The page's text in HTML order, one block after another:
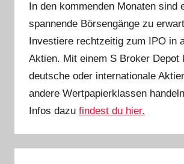
In den kommenden Monaten sind
spannende Börsengänge zu
Investiere rechtzeitig zum IPO in
Aktien. Mit einem S Broker Depot
deutsche oder internationale
andere Wertpapierklassen
Infos dazu findest du hier.